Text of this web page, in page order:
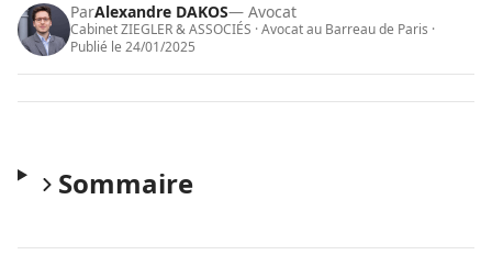
ParAlexandre DAKOS— Avocat
Cabinet ZIEGLER & ASSOCIÉS · Avocat au Barreau de Paris ·
Publié le 24/01/2025
Sommaire